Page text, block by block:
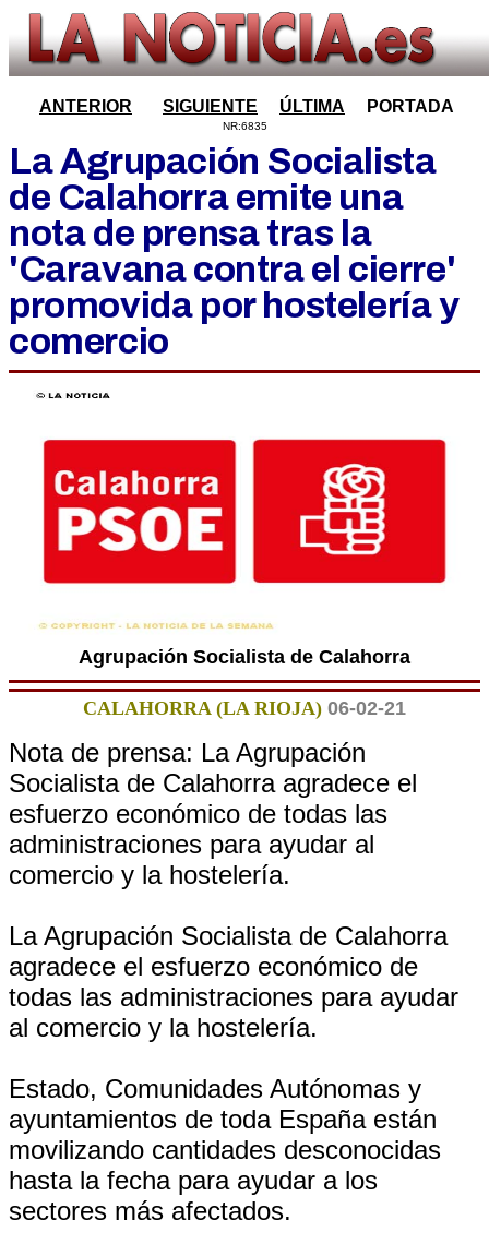
ANTERIOR SIGUIENTE ÚLTIMA PORTADA
NR:6835
La Agrupación Socialista
de Calahorra emite una
nota de prensa tras la
'Caravana contra el cierre'
promovida por hostelería y
comercio
Agrupación Socialista de Calahorra
CALAHORRA (LA RIOJA) 06-02-21
Nota de prensa: La Agrupación
Socialista de Calahorra agradece el
esfuerzo económico de todas las
administraciones para ayudar al
comercio y la hostelería.
La Agrupación Socialista de Calahorra
agradece el esfuerzo económico de
todas las administraciones para ayudar
al comercio y la hostelería.
Estado, Comunidades Autónomas y
ayuntamientos de toda España están
movilizando cantidades desconocidas
hasta la fecha para ayudar a los
sectores más afectados.